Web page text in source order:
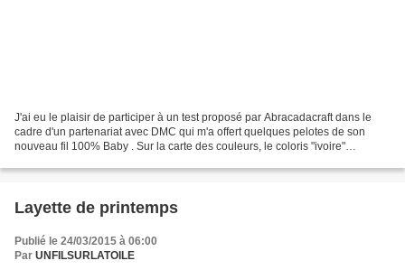
J'ai eu le plaisir de participer à un test proposé par Abracadacraft dans le
cadre d'un partenariat avec DMC qui m'a offert quelques pelotes de son
nouveau fil 100% Baby . Sur la carte des couleurs, le coloris "ivoire"
Layette de printemps
Publié le 24/03/2015 à 06:00
Par UNFILSURLATOILE